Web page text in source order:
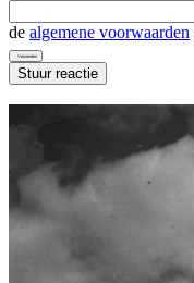
de algemene voorwaarden